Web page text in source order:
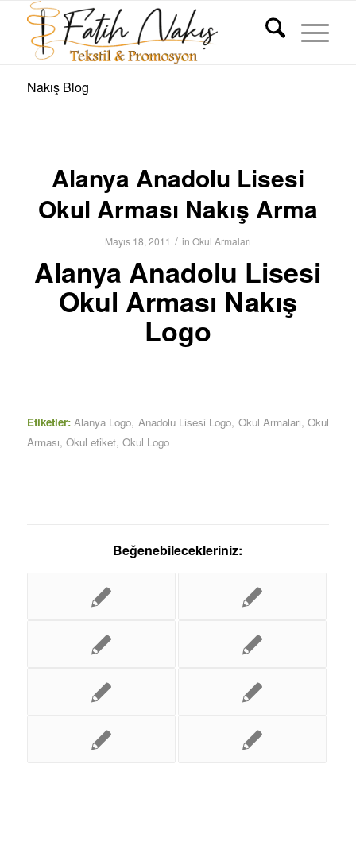
Nakış Blog
Alanya Anadolu Lisesi
Okul Arması Nakış Arma
Mayıs 18, 2011 / in Okul Armaları
Alanya Anadolu Lisesi
Okul Arması Nakış
Logo
Etiketler: Alanya Logo, Anadolu Lisesi Logo, Okul Armaları,Okul
Arması, Okul etiket, Okul Logo
Beğenebilecekleriniz: